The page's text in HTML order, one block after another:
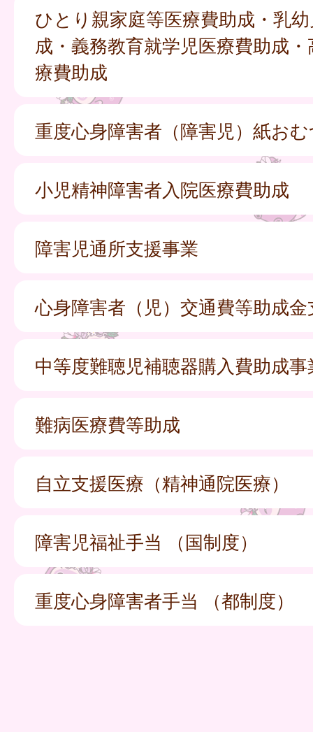
ひとり親家庭等医療費助成・乳
成・義務教育就学児医療費助成
療費助成
重度心身障害者（障害児）紙お
小児精神障害者入院医療費助成
障害児通所支援事業
心身障害者（児）交通費等助成
中等度難聴児補聴器購入費助成事
難病医療費等助成
自立支援医療（精神通院医療）
障害児福祉手当 （国制度）
重度心身障害者手当 （都制度）